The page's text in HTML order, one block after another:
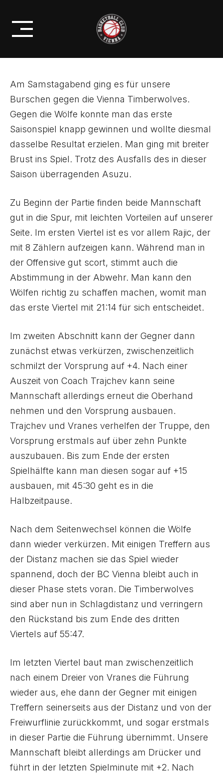
content
VERLÄNGERUNG GEGEN DIE
VIENNA TIMBERWOLVES
Am Samstagabend ging es für unsere
Burschen gegen die Vienna Timberwolves.
Gegen die Wölfe konnte man das erste
Saisonspiel knapp gewinnen und wollte diesmal
dasselbe Resultat erzielen. Man ging mit breiter
Brust ins Spiel. Trotz des Ausfalls des in dieser
Saison überragenden Asuzu.
Zu Beginn der Partie finden beide Mannschaft
gut in die Spur, mit leichten Vorteilen auf unserer
Seite. Im ersten Viertel ist es vor allem Rajic, der
mit 8 Zählern aufzeigen kann. Während man in
der Offensive gut scort, stimmt auch die
Abstimmung in der Abwehr. Man kann den
Wölfen richtig zu schaffen machen, womit man
das erste Viertel mit 21:14 für sich entscheidet.
Im zweiten Abschnitt kann der Gegner dann
zunächst etwas verkürzen, zwischenzeitlich
schmilzt der Vorsprung auf +4. Nach einer
Auszeit von Coach Trajchev kann seine
Mannschaft allerdings erneut die Oberhand
nehmen und den Vorsprung ausbauen.
Trajchev und Vranes verhelfen der Truppe, den
Vorsprung erstmals auf über zehn Punkte
auszubauen. Bis zum Ende der ersten
Spielhälfte kann man diesen sogar auf +15
ausbauen, mit 45:30 geht es in die
Halbzeitpause.
Nach dem Seitenwechsel können die Wölfe
dann wieder verkürzen. Mit einigen Treffern aus
der Distanz machen sie das Spiel wieder
spannend, doch der BC Vienna bleibt auch in
dieser Phase stets voran. Die Timberwolves
sind aber nun in Schlagdistanz und verringern
den Rückstand bis zum Ende des dritten
Viertels auf 55:47.
Im letzten Viertel baut man zwischenzeitlich
nach einem Dreier von Vranes die Führung
wieder aus, ehe dann der Gegner mit einigen
Treffern seinerseits aus der Distanz und von der
Freiwurflinie zurückkommt, und sogar erstmals
in dieser Partie die Führung übernimmt. Unsere
Mannschaft bleibt allerdings am Drücker und
führt in der letzten Spielminute mit +2. Nach